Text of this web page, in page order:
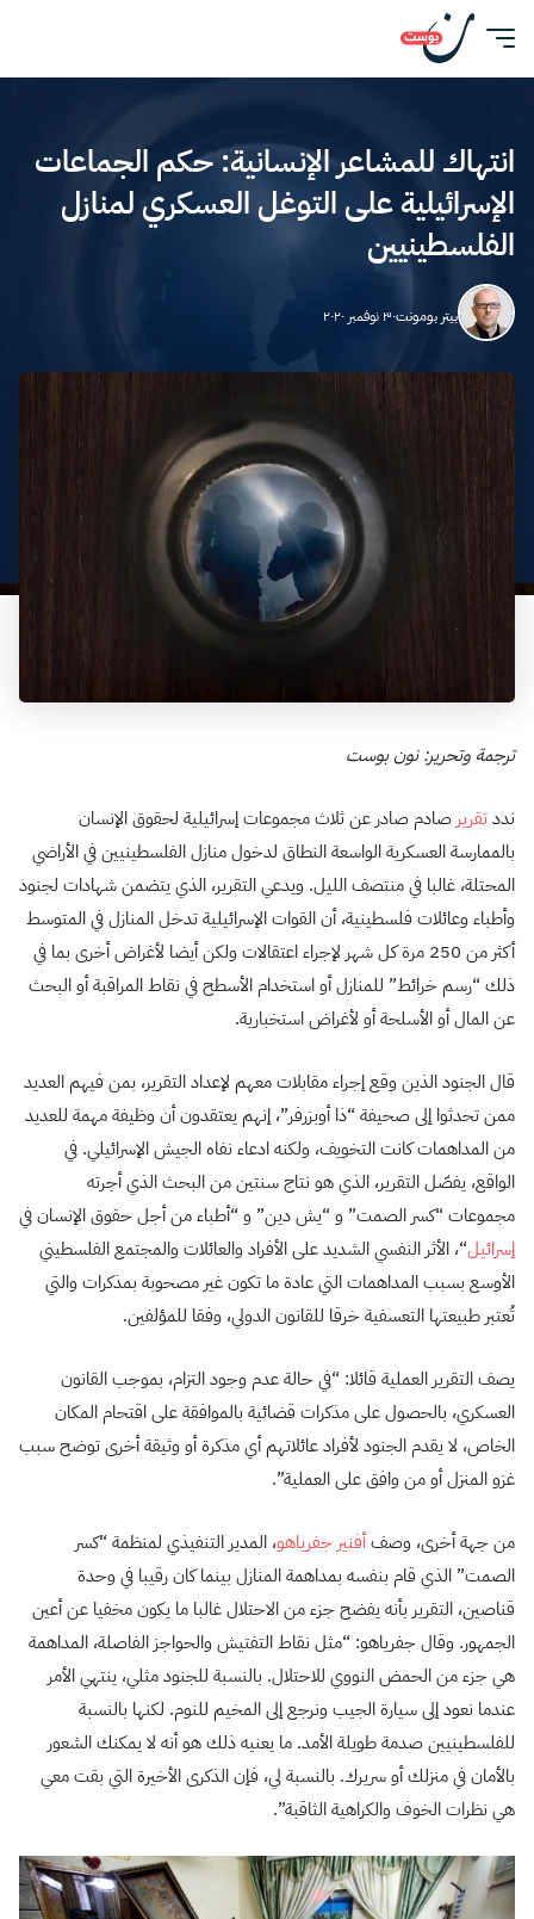
انتهاك للمشاعر الإنسانية: حكم الجماعات
الإسرائيلية على التوغل العسكري لمنازل
الفلسطينيين
بيتر بومونت٣٠ نوفمبر ٢٠٢٠
ترجمة وتحرير: نون بوست
نددتقرير صادم صادر عن ثلاث مجموعات إسرائيلية لحقوق الإنسان
بالممارسة العسكرية الواسعة النطاق لدخول منازل الفلسطينيين في الأراضي
المحتلة، غالبا في منتصف الليل. ويدعي التقرير، الذي يتضمن شهادات لجنود
وأطباء وعائلات فلسطينية، أن القوات الإسرائيلية تدخل المنازل في المتوسط ​​
أكثر من 250 مرة كل شهر لإجراء اعتقالات ولكن أيضا لأغراض أخرى بما في
ذلك “رسم خرائط” للمنازل أو استخدام الأسطح في نقاط المراقبة أو البحث
عن المال أو الأسلحة أو لأغراض استخبارية.
قال الجنود الذين وقع إجراء مقابلات معهم لإعداد التقرير، بمن فيهم العديد
ممن تحدثوا إلى صحيفة “ذا أوبزرفر”، إنهم يعتقدون أن وظيفة مهمة للعديد
من المداهمات كانت التخويف، ولكنه ادعاء نفاه الجيش الإسرائيلي. في
الواقع، يفصّل التقرير، الذي هو نتاج سنتين من البحث الذي أجرته
مجموعات “كسر الصمت” و “يش دين” و “أطباء من أجل حقوق الإنسان في
إسرائيل“، الأثر النفسي الشديد على الأفراد والعائلات والمجتمع الفلسطيني
الأوسع بسبب المداهمات التي عادة ما تكون غير مصحوبة بمذكرات والتي
تُعتبر طبيعتها التعسفية خرقا للقانون الدولي، وفقا للمؤلفين.
يصف التقرير العملية قائلا: “في حالة عدم وجود التزام، بموجب القانون
العسكري، بالحصول على مذكرات قضائية بالموافقة على اقتحام المكان
الخاص، لا يقدم الجنود لأفراد عائلاتهم أي مذكرة أو وثيقة أخرى توضح سبب
غزو المنزل أو من وافق على العملية”.
من جهة أخرى، وصفأفنير جفرياهو، المدير التنفيذي لمنظمة “كسر
الصمت” الذي قام بنفسه بمداهمة المنازل بينما كان رقيبا في وحدة
قناصين، التقرير بأنه يفضح جزء من الاحتلال غالبا ما يكون مخفيا عن أعين
الجمهور. وقال جفرياهو: “مثل نقاط التفتيش والحواجز الفاصلة، المداهمة
هي جزء من الحمض النووي للاحتلال. بالنسبة للجنود مثلي، ينتهي الأمر
عندما نعود إلى سيارة الجيب ونرجع إلى المخيم للنوم. لكنها بالنسبة
للفلسطينيين صدمة طويلة الأمد. ما يعنيه ذلك هو أنه لا يمكنك الشعور
بالأمان في منزلك أو سريرك. بالنسبة لي، فإن الذكرى الأخيرة التي بقت معي
هي نظرات الخوف والكراهية الثاقبة”.